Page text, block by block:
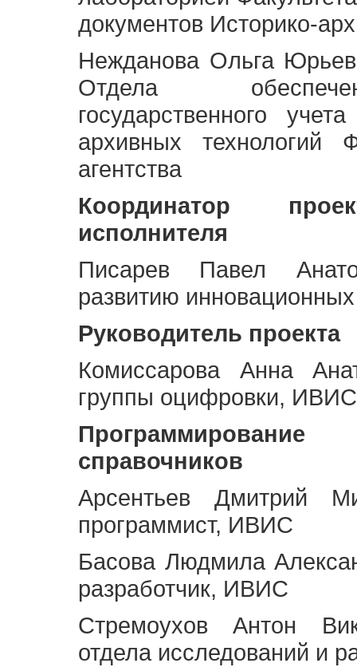
документов Историко-
Нежданова Ольга
Отдела
государственного
архивных технологий
агентства
Координатор
исполнителя
Писарев Павел
развитию
Руководитель проекта
Комиссарова Анна
группы оцифровки, ИВИС
Программирование
справочников
Арсентьев Дмитрий
программист, ИВИС
Басова Людмила
разработчик, ИВИС
Стремоухов Антон
отдела исследований и